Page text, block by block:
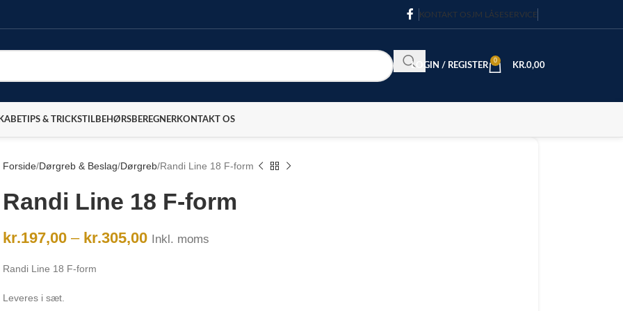
KONTAKT OS JM LÅSESERVICE
LOGIN / REGISTER
0
KR.0,00
TIPS & TRICKSTILBEHØRSBEREGNERKONTAKT OS
Forside Dørgreb & Beslag Dørgreb Randi Line 18 F-form
Randi Line 18 F-form
kr.197,00 – kr.305,00 Inkl. moms
Randi Line 18 F-form
Leveres i sæt.